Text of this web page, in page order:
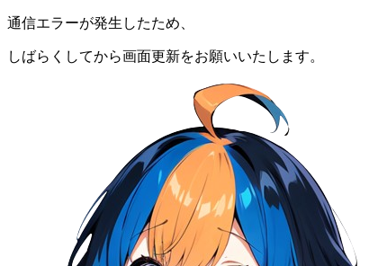
通信エラーが発生したため、
しばらくしてから画面更新をお願いいたします。